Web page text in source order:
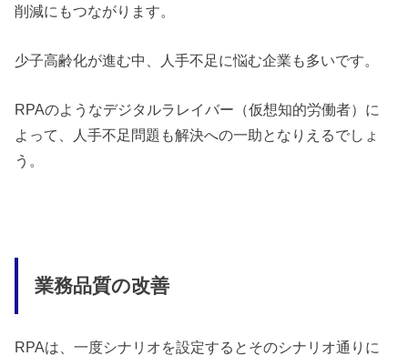
削減にもつながります。
少子高齢化が進む中、人手不足に悩む企業も多いです。
RPAのようなデジタルラレイバー（仮想知的労働者）に
よって、人手不足問題も解決への一助となりえるでしょ
う。
業務品質の改善
RPAは、一度シナリオを設定するとそのシナリオ通りに